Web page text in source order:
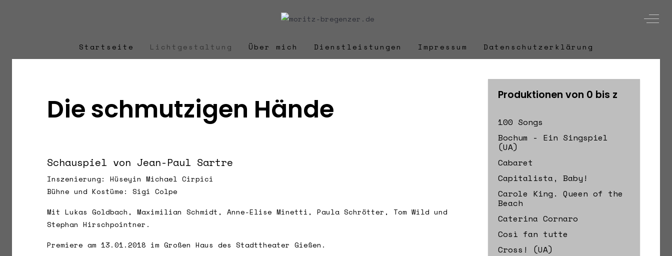
Off-
Startseite Lichtgestaltung Über mich Dienstleistungen Impressum Datenschutzerklärung
Die schmutzigen Hände
Schauspiel von Jean-Paul Sartre
Inszenierung: Hüseyin Michael Cirpici
Bühne und Kostüme: Sigi Colpe
Mit Lukas Goldbach, Maximilian Schmidt, Anne-Elise Minetti, Paula Schrötter, Tom Wild und
Stephan Hirschpointner.
Premiere am 13.01.2018 im Großen Haus des Stadttheater Gießen.
Produktionen von 0 bis z
100 Songs
Bochum - Ein Singspiel
(UA)
Cabaret
Capitalista, Baby!
Carole King. Queen of the
Beach
Caterina Cornaro
Così fan tutte
Cross! (UA)